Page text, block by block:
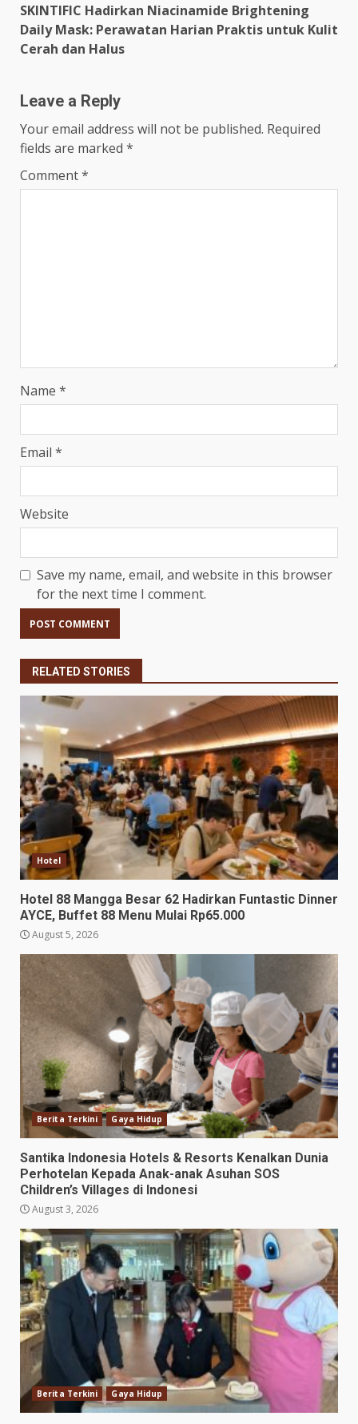
SKINTIFIC Hadirkan Niacinamide Brightening
Daily Mask: Perawatan Harian Praktis untuk Kulit
Cerah dan Halus
Leave a Reply
Your email address will not be published. Required
fields are marked *
Comment*
Name *
Email *
Website
Save my name, email, and website in this browser
for the next time I comment.
RELATED STORIES
Hotel
Hotel 88 Mangga Besar 62 Hadirkan Funtastic Dinner
AYCE, Buffet 88 Menu Mulai Rp65.000
August 5, 2026
Berita Terkini Gaya Hidup
Santika Indonesia Hotels & Resorts Kenalkan Dunia
Perhotelan Kepada Anak-anak Asuhan SOS
Children’s Villages di Indonesi
August 3, 2026
Berita Terkini Gaya Hidup